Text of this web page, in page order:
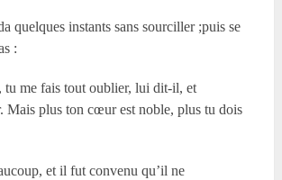
quelques instants sans sourciller ;puis se
:
tu me fais tout oublier, lui dit-il, et
Mais plus ton cœur est noble, plus tu dois
et il fut convenu qu’il ne